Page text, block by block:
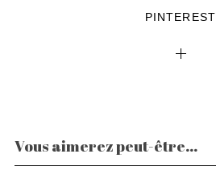
PINTEREST
Vous aimerez peut-être...